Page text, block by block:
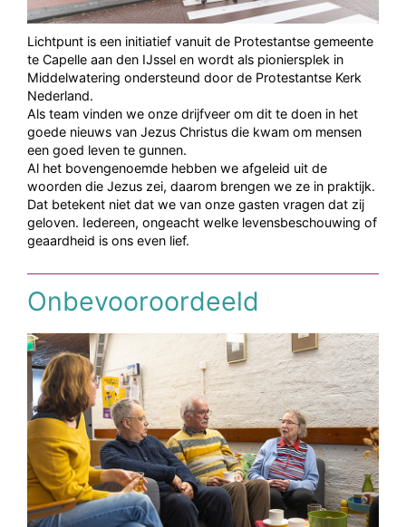
Lichtpunt is een initiatief vanuit de Protestantse gemeente
te Capelle aan den IJssel en wordt als pioniersplek in
Middelwatering ondersteund door de Protestantse Kerk
Nederland.
Als team vinden we onze drijfveer om dit te doen in het
goede nieuws van Jezus Christus die kwam om mensen
een goed leven te gunnen.
Al het bovengenoemde hebben we afgeleid uit de
woorden die Jezus zei, daarom brengen we ze in praktijk.
Dat betekent niet dat we van onze gasten vragen dat zij
geloven. Iedereen, ongeacht welke levensbeschouwing of
geaardheid is ons even lief.
Onbevooroordeeld